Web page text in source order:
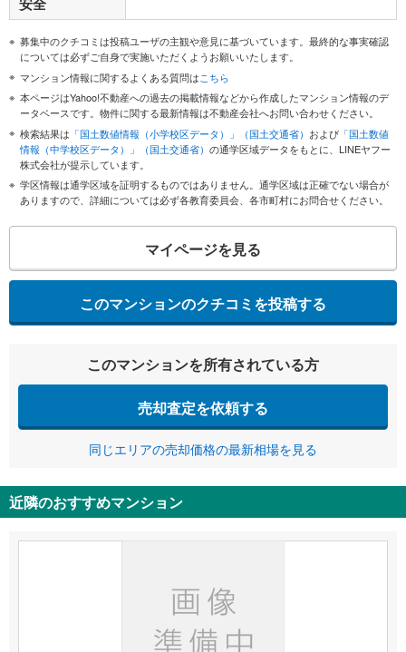
募集中のクチコミは投稿ユーザの主観や意見に基づいています。最終的な事実確認
については必ずご自身で実施いただくようお願いいたします。
マンション情報に関するよくある質問はこちら
本ページはYahoo!不動産への過去の掲載情報などから作成したマンション情報のデ
ータベースです。物件に関する最新情報は不動産会社へお問い合わせください。
検索結果は 「国土数値情報（小学校区データ）」（国土交通省） および 「国土数値
情報（中学校区データ）」（国土交通省） の通学区域データをもとに、LINEヤフー
株式会社が提示しています。
学区情報は通学区域を証明するものではありません。通学区域は正確でない場合が
ありますので、詳細については必ず各教育委員会、各市町村にお問合せください。
マイページを見る
このマンションのクチコミを投稿する
このマンションを所有されている方
売却査定を依頼する
同じエリアの売却価格の最新相場を見る
近隣のおすすめマンション